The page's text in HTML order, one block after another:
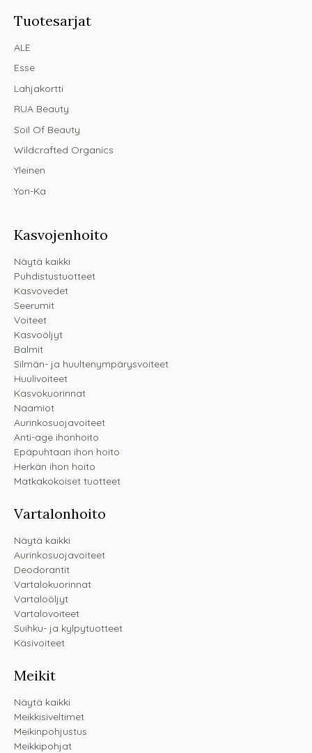
Tuotesarjat
ALE
Esse
Lahjakortti
RUA Beauty
Soil Of Beauty
Wildcrafted Organics
Yleinen
Yon-Ka
Kasvojenhoito
Näytä kaikki
Puhdistustuotteet
Kasvovedet
Seerumit
Voiteet
Kasvoöljyt
Balmit
Silmän- ja huultenympärysvoiteet
Huulivoiteet
Kasvokuorinnat
Naamiot
Aurinkosuojavoiteet
Anti-age ihonhoito
Epäpuhtaan ihon hoito
Herkän ihon hoito
Matkakokoiset tuotteet
Vartalonhoito
Näytä kaikki
Aurinkosuojavoiteet
Deodorantit
Vartalokuorinnat
Vartaloöljyt
Vartalovoiteet
Suihku- ja kylpytuotteet
Käsivoiteet
Meikit
Näytä kaikki
Meikkisiveltimet
Meikinpohjustus
Meikkipohjat